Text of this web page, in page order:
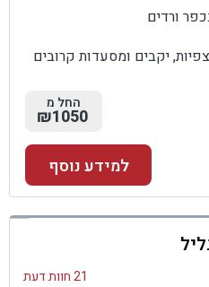
יקבים ומסעדות קרובים
החל מ
₪1050
למידע נוסף
21 חוות דעת